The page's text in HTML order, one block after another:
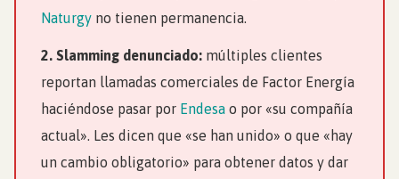
Naturgy no tienen permanencia.
2. Slamming denunciado: múltiples clientes
reportan llamadas comerciales de Factor Energía
haciéndose pasar por Endesa o por «su compañía
actual». Les dicen que «se han unido» o que «hay
un cambio obligatorio» para obtener datos y dar